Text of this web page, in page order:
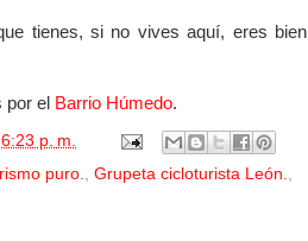
tienes, si no vives aquí, eres bien
por el Barrio Húmedo.
6:23 p. m.
puro., Grupeta cicloturista León.,